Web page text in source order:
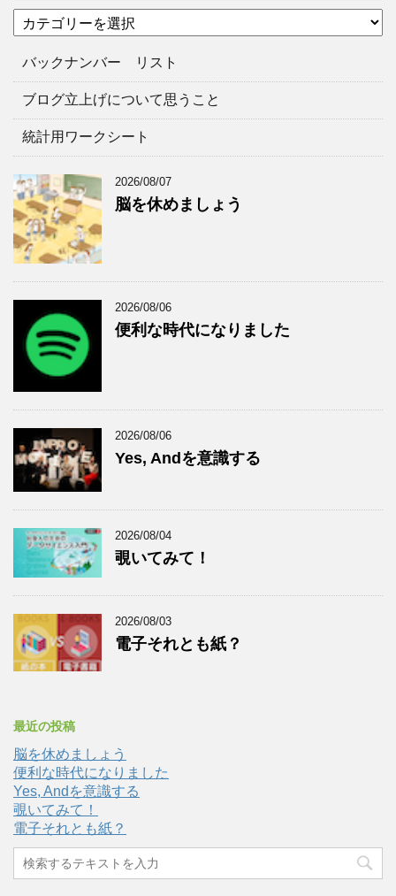
イ
テ
リ
バックナンバー リスト
ブログ立上げについて思うこと
統計用ワークシート
2026/08/07
脳を休めましょう
2026/08/06
便利な時代になりました
2026/08/06
Yes, Andを意識する
2026/08/04
覗いてみて！
2026/08/03
電子それとも紙？
最近の投稿
脳を休めましょう
便利な時代になりました
Yes, Andを意識する
覗いてみて！
電子それとも紙？